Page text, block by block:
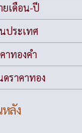
ยเดือน-ปี
ประเทศ
าทองคำ
ราคาทอง
ลัง